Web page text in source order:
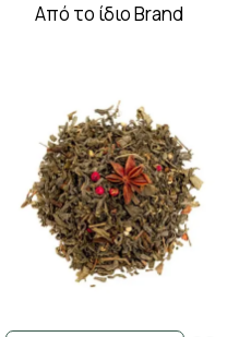
Από το ίδιο Brand